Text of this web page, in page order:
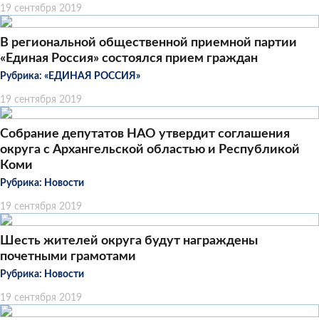
19 сентября 2019
В региональной общественной приемной партии
«Единая Россия» состоялся прием граждан
Рубрика: «ЕДИНАЯ РОССИЯ»
19 сентября 2019
Собрание депутатов НАО утвердит соглашения
округа с Архангельской областью и Республикой
Коми
Рубрика: Новости
19 сентября 2019
Шесть жителей округа будут награждены
почетными грамотами
Рубрика: Новости
19 сентября 2019